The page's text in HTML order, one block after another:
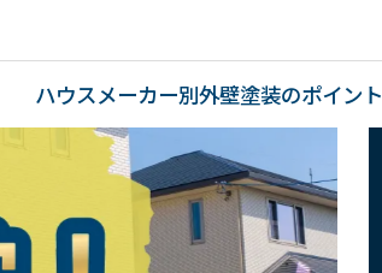
ハウスメーカー別外壁塗装のポイント